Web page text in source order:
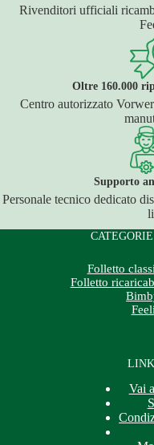
Rivenditori ufficiali
Oltre 160.000
Centro autorizzato
Supporto
Personale tecnico dedicato
Folletto
Folletto
Vai